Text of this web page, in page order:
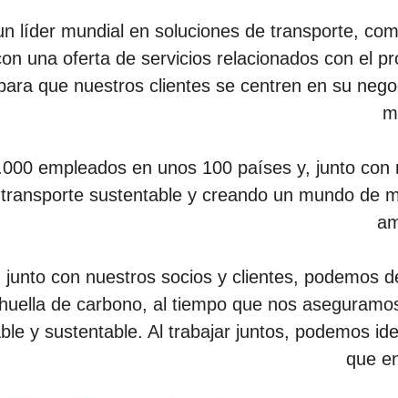
líder mundial en soluciones de transporte,
una oferta de servicios relacionados con el
que nuestros clientes se centren en su
empleados en unos 100 países y, junto
sustentable y creando un mundo de
junto con nuestros socios y clientes, podemos
de carbono, al tiempo que nos
y sustentable. Al trabajar juntos, podemos
que